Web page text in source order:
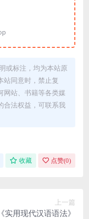
或标注，均为本站原
站同意时，禁止复
网站、书籍等各类媒
合法权益，可联系我
收藏 点赞(0)
上一篇
《实用现代汉语语法》